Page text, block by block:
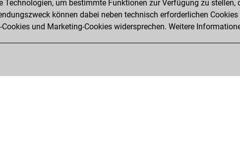
You had a best sprint of 11 positions
You created your Fritz account
Technologien, um bestimmte Funktionen zur Verfügung zu
können dabei neben technisch erforderlichen
und Marketing-Cookies widersprechen. Weitere